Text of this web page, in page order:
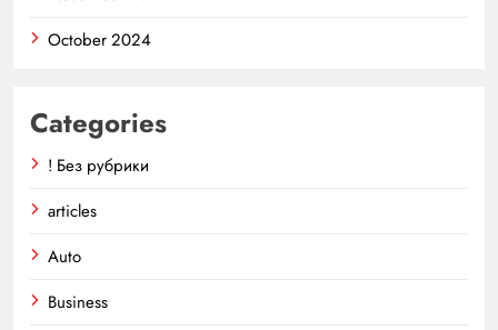
October 2024
Categories
! Без рубрики
articles
Auto
Business